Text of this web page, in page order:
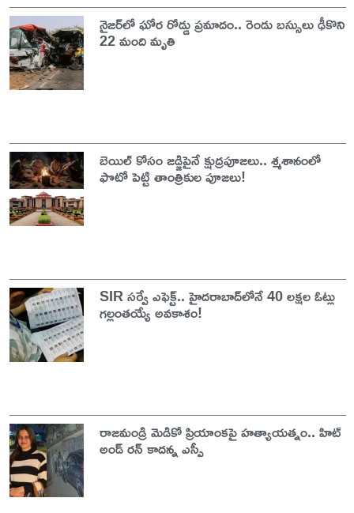
నైజర్‌లో ఘోర రోడ్డు ప్రమాదం.. రెండు బస్సులు ఢీకొని
22 మంది మృతి
బెయిల్ కోసం జడ్జిపైనే క్షుద్రపూజలు.. శ్మశానంలో
ఫొటో పెట్టి తాంత్రికుల పూజలు!
SIR సర్వే ఎఫెక్ట్.. హైదరాబాద్‌లోనే 40 లక్షల ఓట్లు
గల్లంతయ్యే అవకాశం!
రాజమండ్రి మెడికో ప్రియాంకపై హత్యాయత్నం.. హిట్
అండ్ రన్ కాదన్న ఎస్పీ